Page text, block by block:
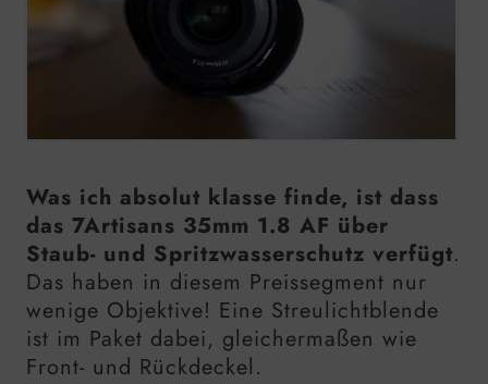
Was ich absolut klasse finde, ist dass
das 7Artisans 35mm 1.8 AF über
Staub- und Spritzwasserschutz verfügt.
Das haben in diesem Preissegment nur
wenige Objektive! Eine Streulichtblende
ist im Paket dabei, gleichermaßen wie
Front- und Rückdeckel.